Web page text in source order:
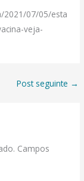
2021/07/05/esta
veja-
Post seguinte →
Campos